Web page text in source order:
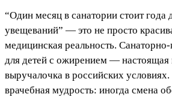
“Один месяц в санатории стоит
увещеваний” — это не просто
медицинская реальность.
для детей с ожирением — настоящая
выручалочка в российских условиях.
врачебная мудрость: иногда смена